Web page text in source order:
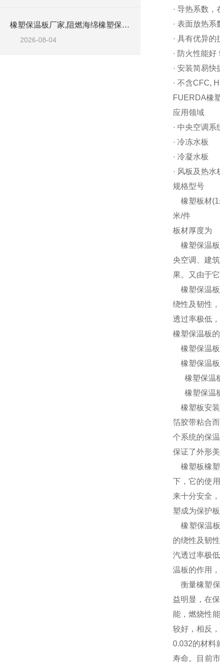
橡塑保温板厂家,阻燃海绵橡塑保温板厂家出售
2026-08-04
· 导热系数，
· 表面放热
· 具有优异
· 防火性能
· 安装简易快
· 不含CFC,
FUERDA橡
应用领域
· 中央空调
· 冷冻水板
· 冷凝水板
· 风板及热水
规格型号
橡塑板材(1
米/件
板材厚度
橡塑保温板
央空调、建
果。又由于
橡塑保温板
绕性及韧性
透过率极低
橡塑保温板
橡塑保温板
橡塑保温板
橡塑保温
橡塑保温板
橡塑板安装
箔胶带粘合
个系统的保
保证了外形
橡塑板橡塑
下，它的使
来十分安全
塑成为保护
橡塑保温板
的绕性及韧
汽透过率极
温板的作用
衡量橡塑保
益明显，在
能，燃烧性
较好，相反
0.032的材料
寿命。目前